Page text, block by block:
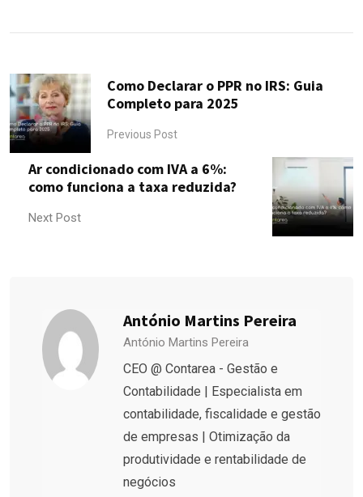
Como Declarar o PPR no IRS: Guia
Completo para 2025
Previous Post
Ar condicionado com IVA a 6%:
como funciona a taxa reduzida?
Next Post
António Martins Pereira
António Martins Pereira
CEO @ Contarea - Gestão e
Contabilidade | Especialista em
contabilidade, fiscalidade e gestão
de empresas | Otimização da
produtividade e rentabilidade de
negócios